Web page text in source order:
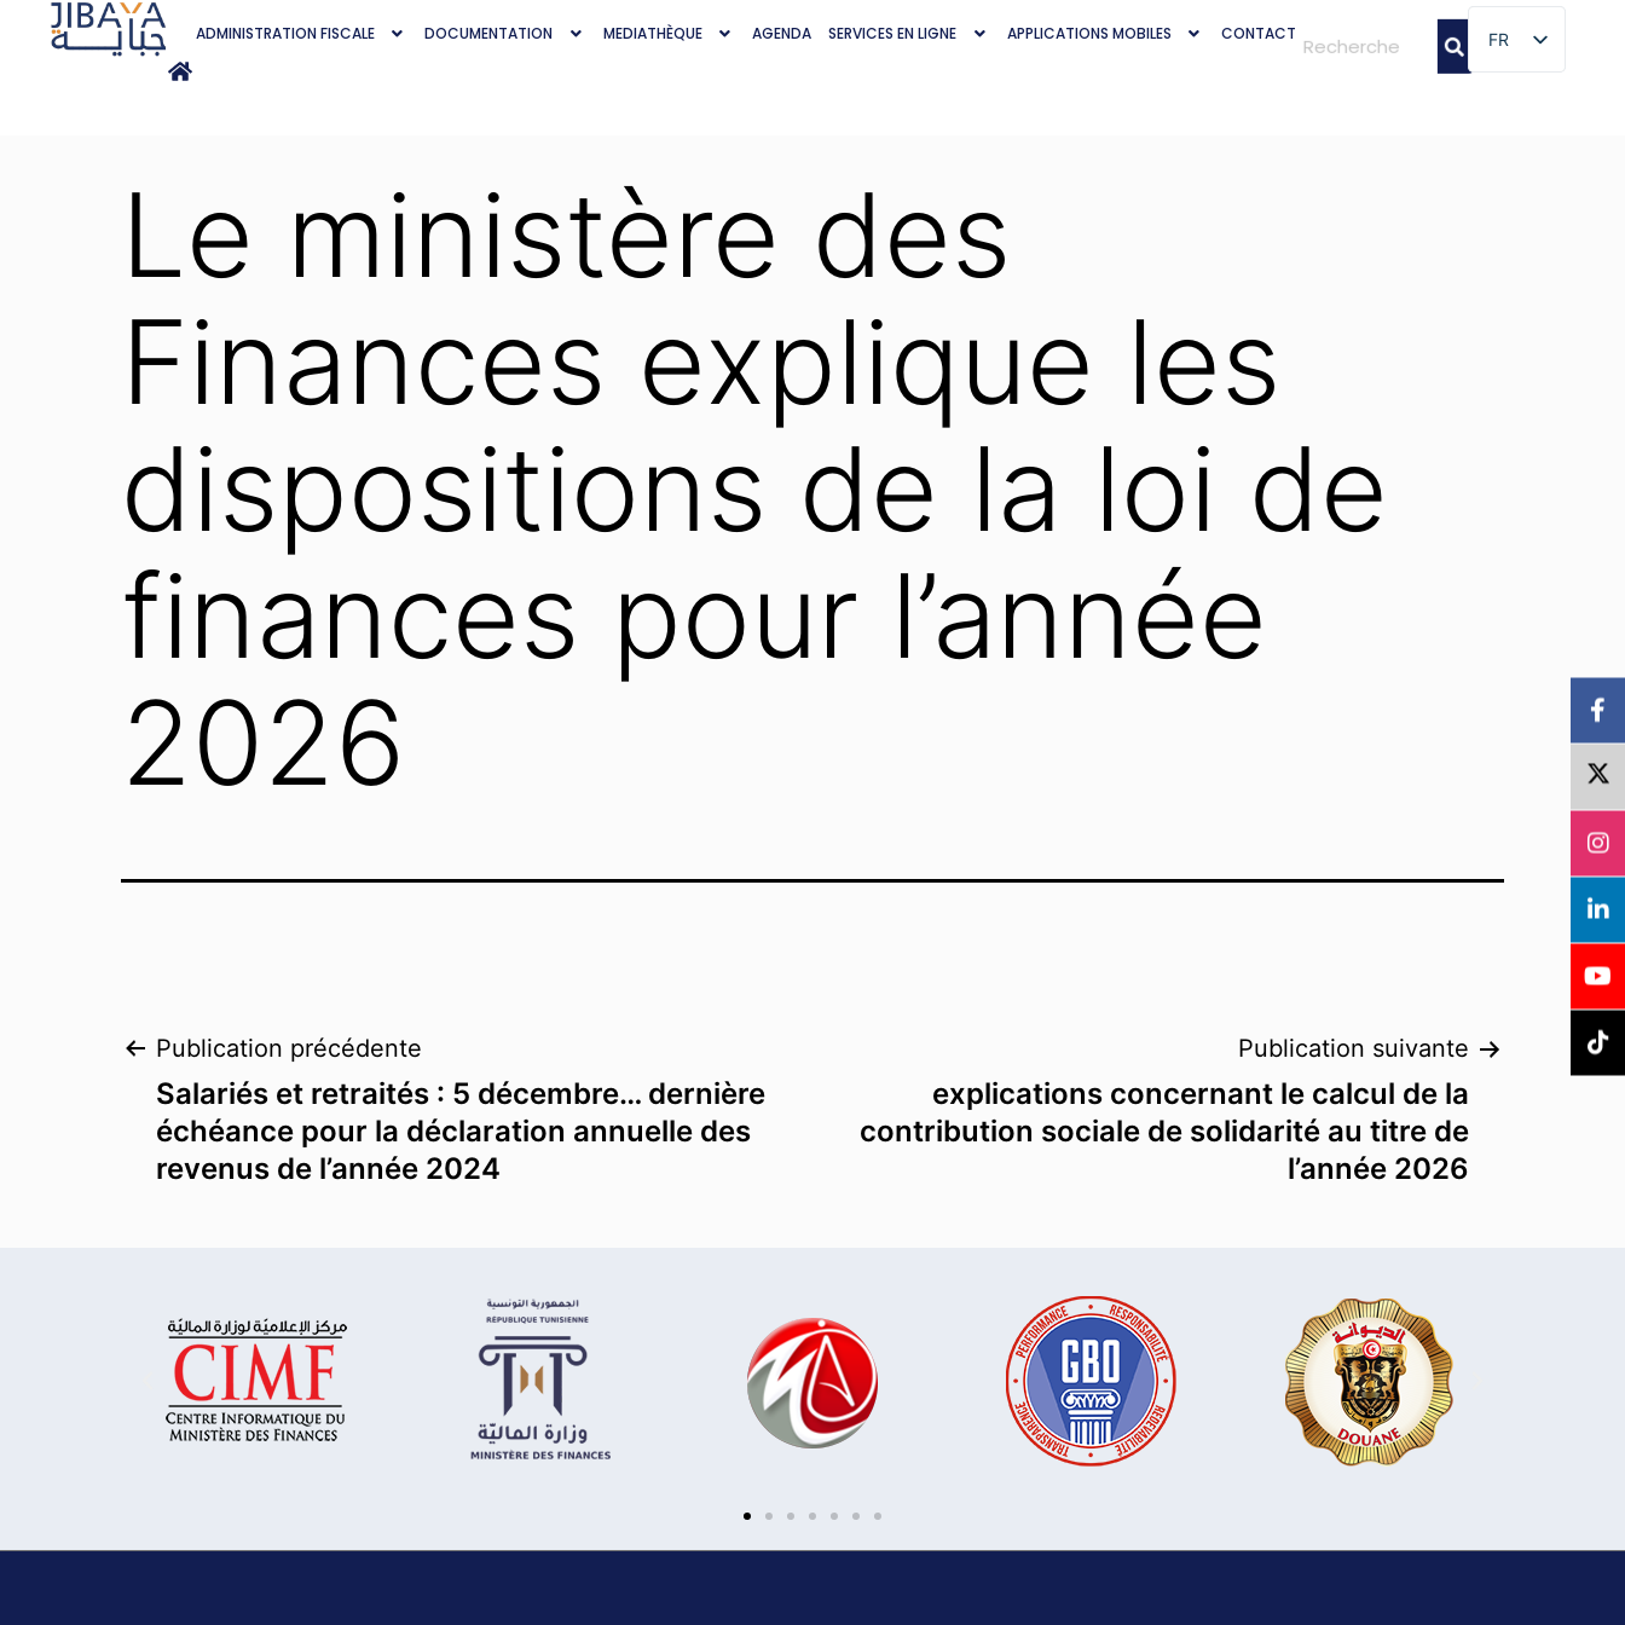
ADMINISTRATION FISCALE DOCUMENTATION MEDIATHÈQUE AGENDA SERVICES EN LIGNE APPLICATIONS MOBILES CONTACT FR
FR
Le ministère des
Finances explique les
dispositions de la loi de
finances pour l’année
2026
Publication précédente
Salariés et retraités : 5 décembre… dernière
échéance pour la déclaration annuelle des
revenus de l’année 2024
Publication suivante
explications concernant le calcul de la
contribution sociale de solidarité au titre de
l’année 2026